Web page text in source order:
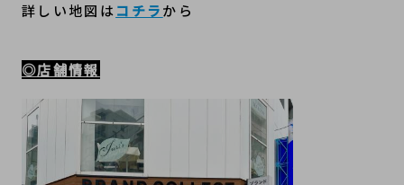
詳しい地図はコチラから
◎店舗情報